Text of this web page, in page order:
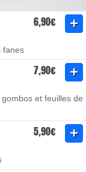
6,90€
fanes
7,90€
et feuilles de
5,90€